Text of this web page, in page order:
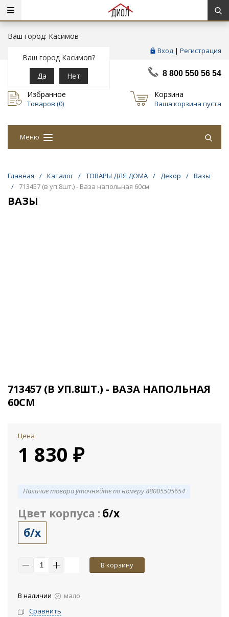
Ваш город: Касимов
Ваш город Касимов?
Да
Нет
Вход | Регистрация
8 800 550 56 54
Избранное
Товаров (0)
Корзина
Ваша корзина пуста
Меню
Главная / Каталог / ТОВАРЫ ДЛЯ ДОМА / Декор / Вазы
/
713457 (в уп.8шт.) - Ваза напольная 60см
ВАЗЫ
713457 (В УП.8ШТ.) - ВАЗА НАПОЛЬНАЯ
60СМ
Цена
1 830 ₽
Наличие товара уточняйте по номеру 88005505654
Цвет корпуса : б/х
б/х
В корзину
В наличии
мало
Сравнить